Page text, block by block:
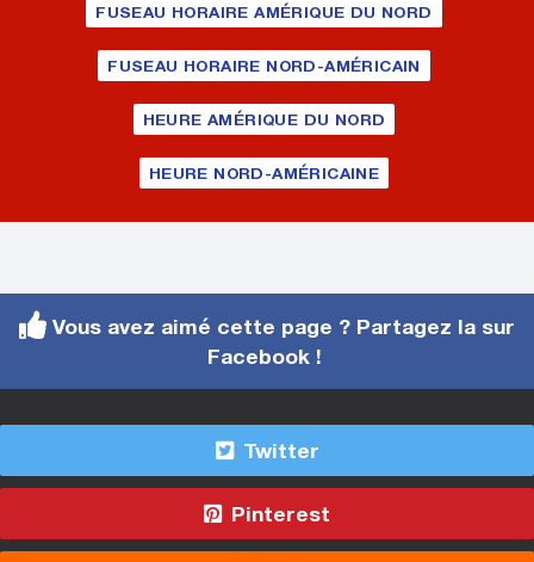
FUSEAU HORAIRE AMÉRIQUE DU NORD
FUSEAU HORAIRE NORD-AMÉRICAIN
HEURE AMÉRIQUE DU NORD
HEURE NORD-AMÉRICAINE
Vous avez aimé cette page ? Partagez la sur
Facebook !
Twitter
Pinterest